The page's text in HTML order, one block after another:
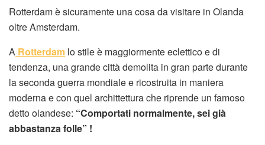
Rotterdam è sicuramente una cosa da visitare in Olanda
oltre Amsterdam.
A Rotterdam lo stile è maggiormente eclettico e di
tendenza, una grande città demolita in gran parte durante
la seconda guerra mondiale e ricostruita in maniera
moderna e con quel archittettura che riprende un famoso
detto olandese: “Comportati normalmente, sei già
abbastanza folle” !